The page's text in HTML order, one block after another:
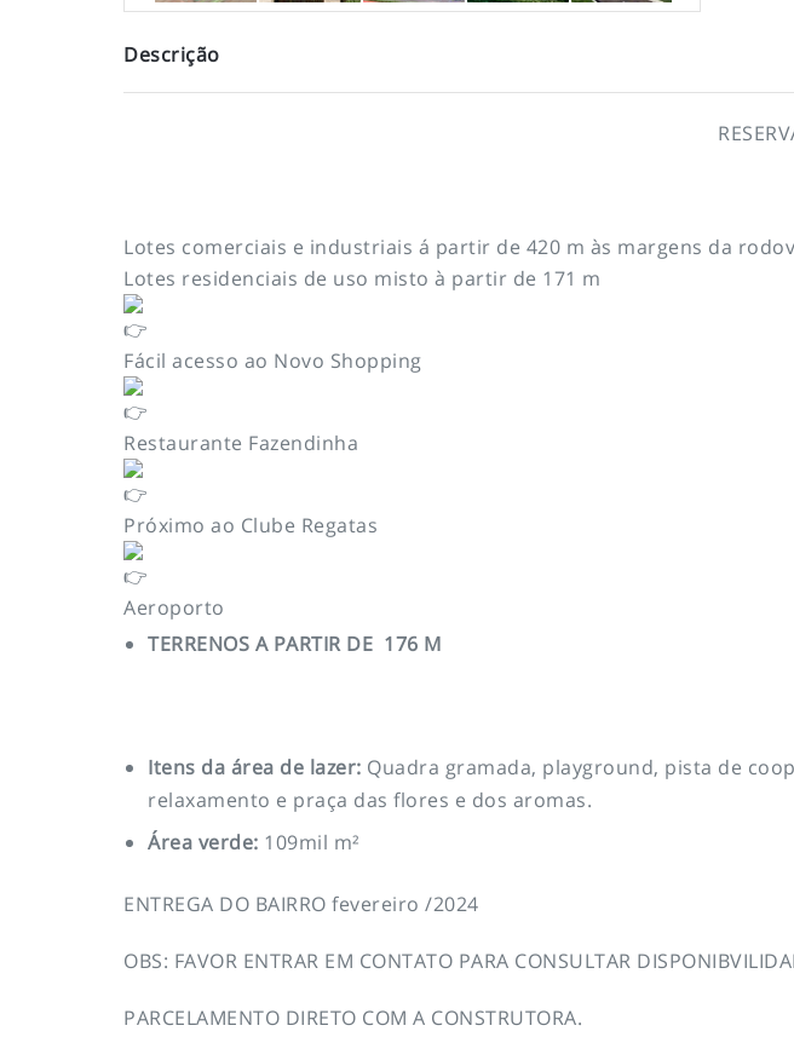
Descrição
Lotes comerciais e industriais á partir de 420 m às margens da
Lotes residenciais de uso misto à partir de 171 m
Fácil acesso ao Novo Shopping
Restaurante Fazendinha
Próximo ao Clube Regatas
Aeroporto
TERRENOS A PARTIR DE 176 M
Itens da área de lazer: Quadra gramada, playground, pista de
relaxamento e praça das flores e dos aromas.
Área verde: 109mil m²
ENTREGA DO BAIRRO fevereiro /2024
OBS: FAVOR ENTRAR EM CONTATO PARA CONSULTAR
PARCELAMENTO DIRETO COM A CONSTRUTORA.